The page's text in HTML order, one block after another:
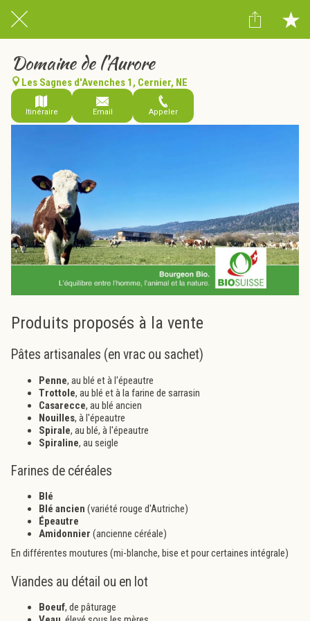
Domaine de l'Aurore
Les Sagnes d'Avenches 1, Cernier, NE
Itinéraire Email Appeler
Produits proposés à la vente
Pâtes artisanales (en vrac ou sachet)
Penne, au blé et à l'épeautre
Trottole, au blé et à la farine de sarrasin
Casarecce, au blé ancien
Nouilles, à l'épeautre
Spirale, au blé, à l'épeautre
Spiraline, au seigle
Farines de céréales
Blé
Blé ancien (variété rouge d'Autriche)
Épeautre
Amidonnier (ancienne céréale)
En différentes moutures (mi-blanche, bise et pour certaines intégrale)
Viandes au détail ou en lot
Boeuf, de pâturage